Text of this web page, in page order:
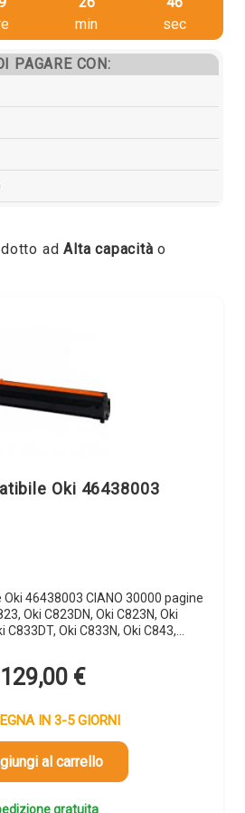
min
sec
PAGARE CON:
adAlta capacità o
Oki 46438003
46438003 CIANO 30000 pagine
Oki C823DN, Oki C823N, Oki
C833DT, Oki C833N, Oki C843,…
129,00 €
IN 3-5 GIORNI
al carrello
gratuita